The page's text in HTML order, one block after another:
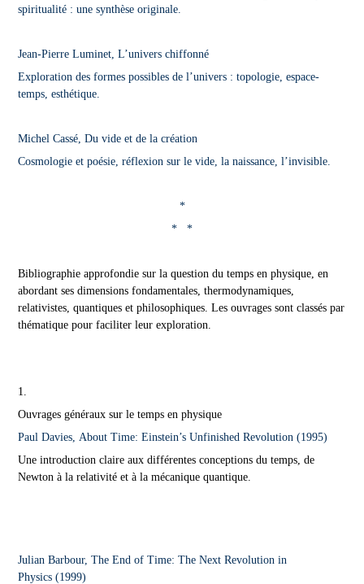
spiritualité : une synthèse originale.
Jean-Pierre Luminet, L’univers chiffonné
Exploration des formes possibles de l’univers : topologie, espace-
temps, esthétique.
Michel Cassé, Du vide et de la création
Cosmologie et poésie, réflexion sur le vide, la naissance, l’invisible.
*
* *
Bibliographie approfondie sur la question du temps en physique, en
abordant ses dimensions fondamentales, thermodynamiques,
relativistes, quantiques et philosophiques. Les ouvrages sont classés par
thématique pour faciliter leur exploration.
1.
Ouvrages généraux sur le temps en physique
Paul Davies, About Time: Einstein’s Unfinished Revolution (1995)
Une introduction claire aux différentes conceptions du temps, de
Newton à la relativité et à la mécanique quantique.
Julian Barbour, The End of Time: The Next Revolution in
Physics (1999)